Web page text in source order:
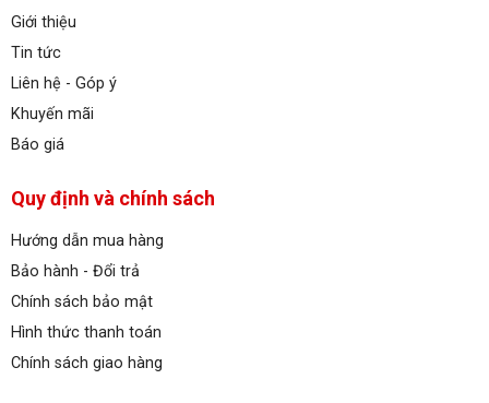
Giới thiệu
Tin tức
Liên hệ - Góp ý
Khuyến mãi
Báo giá
Quy định và chính sách
Hướng dẫn mua hàng
Bảo hành - Đổi trả
Chính sách bảo mật
Hình thức thanh toán
Chính sách giao hàng